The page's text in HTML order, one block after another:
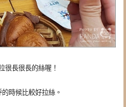
很長很長的絲喔！
時候比較好拉絲。